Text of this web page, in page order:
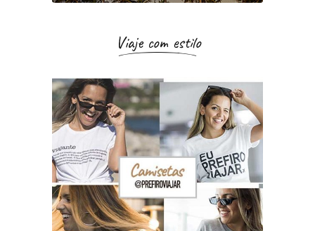
Viaje com estilo